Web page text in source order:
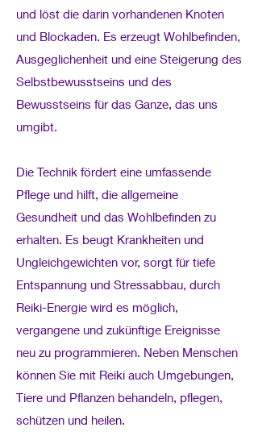
und löst die darin vorhandenen Knoten
und Blockaden. Es erzeugt Wohlbefinden,
Ausgeglichenheit und eine Steigerung des
Selbstbewusstseins und des
Bewusstseins für das Ganze, das uns
umgibt.
Die Technik fördert eine umfassende
Pflege und hilft, die allgemeine
Gesundheit und das Wohlbefinden zu
erhalten. Es beugt Krankheiten und
Ungleichgewichten vor, sorgt für tiefe
Entspannung und Stressabbau, durch
Reiki-Energie wird es möglich,
vergangene und zukünftige Ereignisse
neu zu programmieren. Neben Menschen
können Sie mit Reiki auch Umgebungen,
Tiere und Pflanzen behandeln, pflegen,
schützen und heilen.